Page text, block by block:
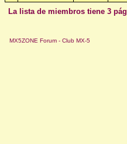
La lista de miembros tiene 3
MX5ZONE Forum - Club MX-5